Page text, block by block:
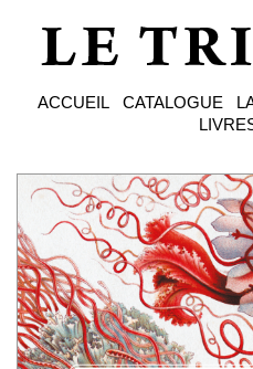
ACCUEIL CATALOGUE